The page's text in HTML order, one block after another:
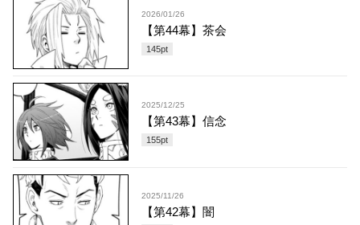
2026/01/26
【第44幕】茶会
145pt
2025/12/25
【第43幕】信念
155pt
2025/11/26
【第42幕】闇